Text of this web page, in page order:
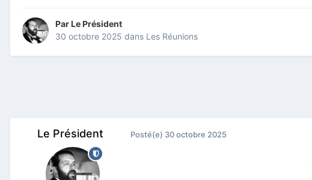
ParLe Président
30 octobre 2025 dans Les Réunions
Le Président Posté(e) 30 octobre 2025